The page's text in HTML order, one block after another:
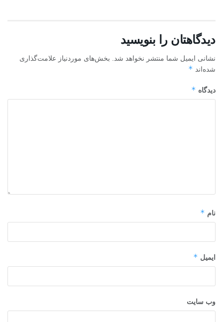
دیدگاهتان را بنویسید
نشانی ایمیل شما منتشر نخواهد شد.
بخش‌های موردنیاز علامت‌گذاری
شده‌اند *
دیدگاه *
نام *
ایمیل *
وب‌ سایت